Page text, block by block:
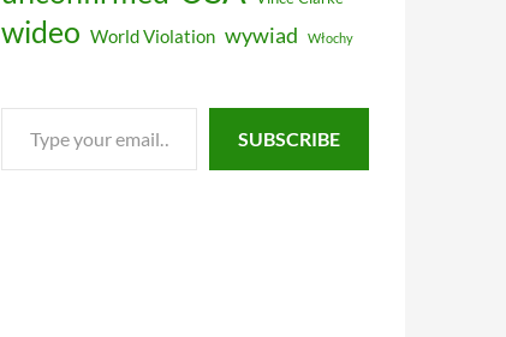
wideo World Violation wywiad Włochy
your
SUBSCRIBE